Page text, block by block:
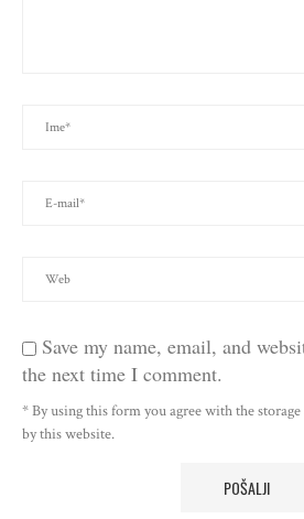
Save my name, email, and
the next time I comment.
* By using this form you agree with the
by this website.